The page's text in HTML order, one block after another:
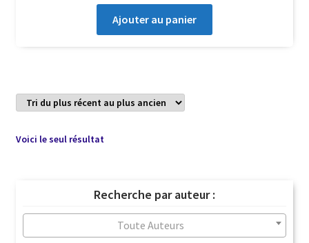
Ajouter au panier
Voici le seul résultat
Recherche par auteur :
Toute Auteurs